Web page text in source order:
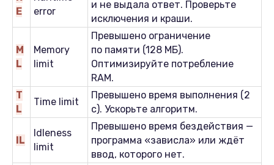
E
error
и не выдала ответ. Проверьте
исключения и краши.
M
L
Memory
limit
Превышено ограничение
по памяти (128 МБ).
Оптимизируйте потребление
RAM.
T
L
Time limit
Превышено время выполнения (2
с). Ускорьте алгоритм.
IL
Idleness
limit
Превышено время бездействия —
программа «зависла» или ждёт
ввод, которого нет.